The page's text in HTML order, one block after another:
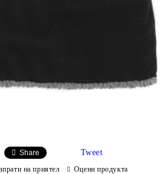
Share Tweet
на приятел Оцени продукта